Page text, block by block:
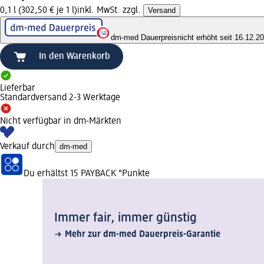
0,1 l (302,50 € je 1 l)inkl. MwSt. zzgl. Versand
dm-med Dauerpreisnicht erhöht seit
In den Warenkorb
Lieferbar
Standardversand 2-3 Werktage
Nicht verfügbar in dm-Märkten
Verkauf durch dm-med
Du erhältst 15 PAYBACK °Punkte
Immer fair,­ immer günstig
Mehr zur dm-med Dauerpreis-Garantie